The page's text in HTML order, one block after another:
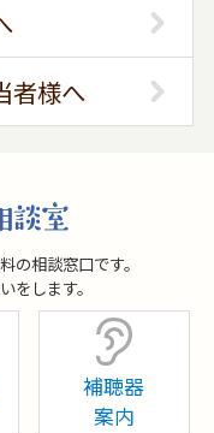
者様へ
の相談窓口です。
をします。
補聴器
案内